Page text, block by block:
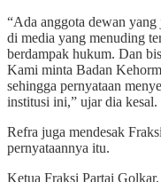
“Ada anggota dewan yang
di media yang menuding
berdampak hukum. Dan
Kami minta Badan
sehingga pernyataan
institusi ini,” ujar dia kesal.
Refra juga mendesak
pernyataannya itu.
Ketua Fraksi Partai